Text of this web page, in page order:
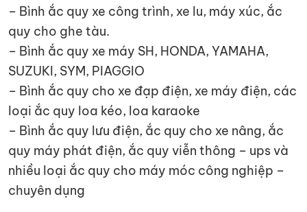
– Bình ắc quy xe công trình, xe lu, máy xúc, ắc
quy cho ghe tàu.
– Bình ắc quy xe máy SH, HONDA, YAMAHA,
SUZUKI, SYM, PIAGGIO
– Bình ắc quy cho xe đạp điện, xe máy điện, các
loại ắc quy loa kéo, loa karaoke
– Bình ắc quy lưu điện, ắc quy cho xe nâng, ắc
quy máy phát điện, ắc quy viễn thông – ups và
nhiều loại ắc quy cho máy móc công nghiệp –
chuyên dụng